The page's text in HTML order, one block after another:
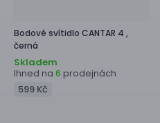
Bodové svítidlo CANTAR 4 ,
černá
Skladem
Ihned na 6 prodejnách
599 Kč